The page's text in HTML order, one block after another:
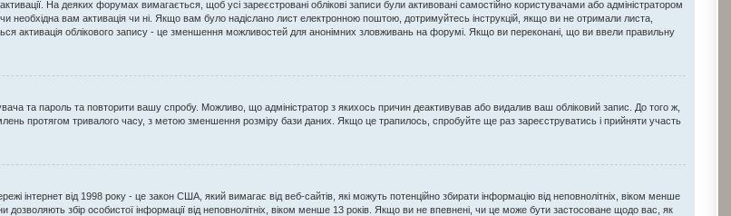
На деяких форумах вимагається, щоб усі зареєстровані облікові записи були активовані самостійно користувачами або адміністратором
необхідна вам активація чи ні. Якщо вам було надіслано лист електронною поштою, дотримуйтесь інструкцій, якщо ви не отримали листа,
активація облікового запису - це зменшення можливостей для анонімних зловживань на форумі. Якщо ви переконані, що ви ввели правильну
та пароль та повторити вашу спробу. Можливо, що адміністратор з якихось причин деактивував або видалив ваш обліковий запис. До того ж,
протягом тривалого часу, з метою зменшення розміру бази даних. Якщо це трапилось, спробуйте ще раз зареєструватись і прийняти участь
інтернет від 1998 року - це закон США, який вимагає від веб-сайтів, які можуть потенційно збирати інформацію від неповнолітніх, віком менше
дозволяють збір особистої інформації від неповнолітніх, віком менше 13 років. Якщо ви не впевнені, чи це може бути застосоване щодо вас, як